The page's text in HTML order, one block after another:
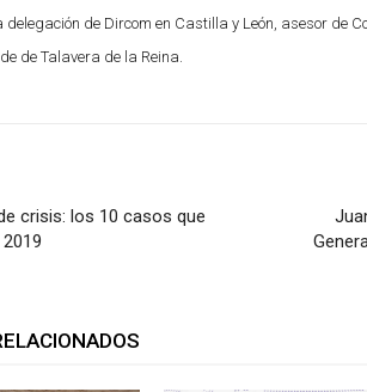
delegación de Dircom en Castilla y León, asesor de
de Talavera de la Reina.
crisis: los 10 casos que